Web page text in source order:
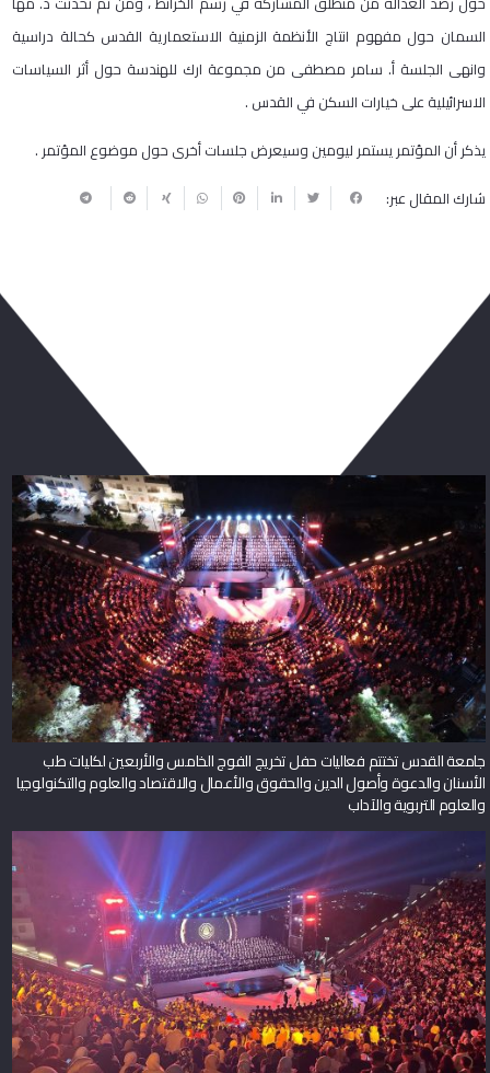
السمان حول مفهوم انتاج الأنظمة الزمنية الاستعمارية القدس كحالة دراسية
وانهى الجلسة أ. سامر مصطفى من مجموعة ارك للهندسة حول أثر السياسات
الاسرائيلية على خيارات السكن في القدس .
يذكر أن المؤتمر يستمر ليومين وسيعرض جلسات أخرى حول موضوع المؤتمر .
شارك المقال عبر:
جامعة القدس تختتم فعاليات حفل تخريج الفوج الخامس والأربعين لكليات طب
الأسنان والدعوة وأصول الدين والحقوق والأعمال والاقتصاد والعلوم والتكنولوجيا
والعلوم التربوية والآداب